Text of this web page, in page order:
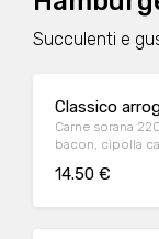
Succulenti e
Classico
Carne sorana
bacon, cipolla
14.50 €